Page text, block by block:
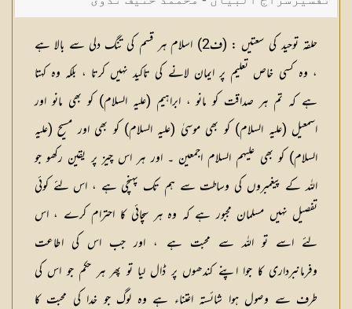
حلقہ توحید کی سعتیں : (ف2 ) اسلام ہر قسم کی تنگ دلی سے بالا ہے
، وہ کسی خاص تعلیم پر ایمان لانے کی تاکید نہیں کرتا ، بلکہ وہ کہتا
ہے کہ تم ہر صداقت کو مانو ، ابراہیم (علیہ السلام) کو بھی مانو اور
اسمعیل (علیہ السلام) کو بھی موسیٰ (علیہ السلام) کو بھی اور مسیح (علیہ
السلام) کو بھی علیہم السلام اجمعین ۔ اور ہر اس چیز پر یقین رکھو جو
اللہ کے پیغمبروں کی وساطت سے ہم تک پہنچی ہے ، اس لئے کوئی
تفصیل نہیں مسلمان مجبور ہے کہ وہ ہر سچائی کا احترام کرے ، اس
لئے اسے تو اللہ سے محبت ہے ، اور جب اس کی اطاعت
وفرمانبرداری کا جوا اپنے کندھوں پر ڈال لیا تو پھر ہر حکم جو اس کی
طرف سے وصول ہوا شائستہ اعتناء ہے وہ لوگ جو خدا کی محبت کا